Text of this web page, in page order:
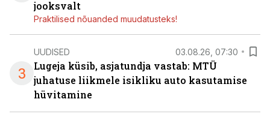
jooksvalt
Praktilised nõuanded muudatusteks!
3
UUDISED 03.08.26, 07:30
Lugeja küsib, asjatundja vastab: MTÜ
juhatuse liikmele isikliku auto kasutamise
hüvitamine